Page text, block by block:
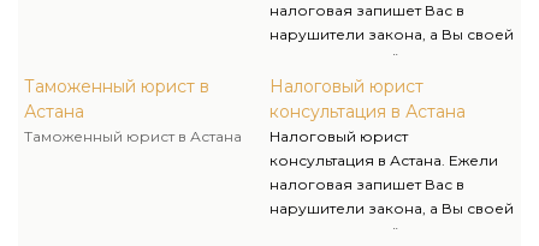
Таможенный юрист в
Астана
Таможенный юрист в Астана
налоговая запишет Вас в
нарушители закона, а Вы своей
вины не признаёте, то остается
лишь один путь - доказать свою
правоту Вы можете лишь в
суде. Отстоять свои права в
суде по налоговым спорам Вам
помогут спецы Объединения
адвокатов Правоведы.
Налоговый юрист
консультация в Астана
Налоговый юрист
консультация в Астана. Ежели
налоговая запишет Вас в
нарушители закона, а Вы своей
вины не признаёте, то остается